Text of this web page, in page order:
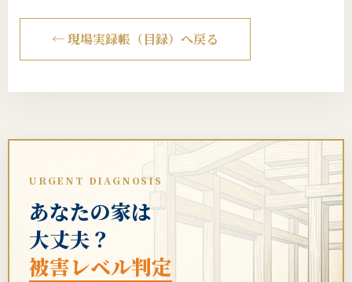
← 現場実録帳（目録）へ戻る
URGENT DIAGNOSIS
あなたの家は
大丈夫？
被害レベル判定